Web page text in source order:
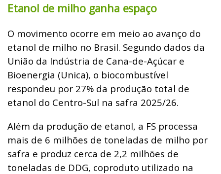
Etanol de milho ganha espaço
O movimento ocorre em meio ao avanço do
etanol de milho no Brasil. Segundo dados da
União da Indústria de Cana-de-Açúcar e
Bioenergia (Unica), o biocombustível
respondeu por 27% da produção total de
etanol do Centro-Sul na safra 2025/26.
Além da produção de etanol, a FS processa
mais de 6 milhões de toneladas de milho por
safra e produz cerca de 2,2 milhões de
toneladas de DDG, coproduto utilizado na